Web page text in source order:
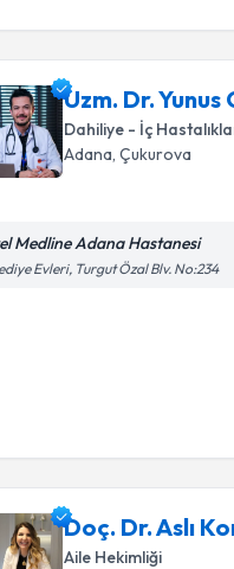
Uzm. Dr. Yunus
Dahiliye - İç
Adana , Çukurova
Medline Adana Hastanesi
Evleri, Turgut Özal Blv. No:234
Doç. Dr. Aslı
Aile Hekimliği